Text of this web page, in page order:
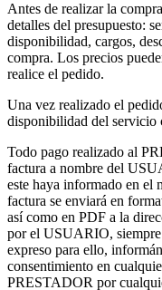
Antes de realizar la
detalles del presupuesto:
disponibilidad, cargos,
compra. Los precios
realice el pedido.
Una vez realizado el
disponibilidad del servicio
Todo pago realizado al
factura a nombre del
este haya informado en el
factura se enviará en
así como en PDF a la
por el USUARIO,
expreso para ello,
consentimiento en
PRESTADOR por